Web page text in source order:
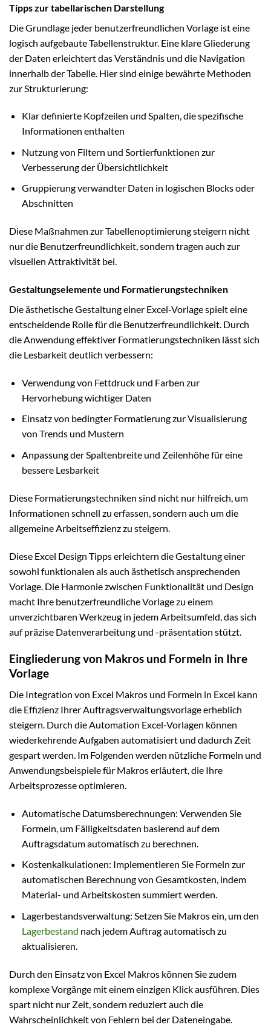
Tipps zur tabellarischen Darstellung
Die Grundlage jeder benutzerfreundlichen Vorlage ist eine
logisch aufgebaute Tabellenstruktur. Eine klare Gliederung
der Daten erleichtert das Verständnis und die Navigation
innerhalb der Tabelle. Hier sind einige bewährte Methoden
zur Strukturierung:
Klar definierte Kopfzeilen und Spalten, die spezifische
Informationen enthalten
Nutzung von Filtern und Sortierfunktionen zur
Verbesserung der Übersichtlichkeit
Gruppierung verwandter Daten in logischen Blocks oder
Abschnitten
Diese Maßnahmen zur Tabellenoptimierung steigern nicht
nur die Benutzerfreundlichkeit, sondern tragen auch zur
visuellen Attraktivität bei.
Gestaltungselemente und Formatierungstechniken
Die ästhetische Gestaltung einer Excel-Vorlage spielt eine
entscheidende Rolle für die Benutzerfreundlichkeit. Durch
die Anwendung effektiver Formatierungstechniken lässt sich
die Lesbarkeit deutlich verbessern:
Verwendung von Fettdruck und Farben zur
Hervorhebung wichtiger Daten
Einsatz von bedingter Formatierung zur Visualisierung
von Trends und Mustern
Anpassung der Spaltenbreite und Zeilenhöhe für eine
bessere Lesbarkeit
Diese Formatierungstechniken sind nicht nur hilfreich, um
Informationen schnell zu erfassen, sondern auch um die
allgemeine Arbeitseffizienz zu steigern.
Diese Excel Design Tipps erleichtern die Gestaltung einer
sowohl funktionalen als auch ästhetisch ansprechenden
Vorlage. Die Harmonie zwischen Funktionalität und Design
macht Ihre benutzerfreundliche Vorlage zu einem
unverzichtbaren Werkzeug in jedem Arbeitsumfeld, das sich
auf präzise Datenverarbeitung und -präsentation stützt.
Eingliederung von Makros und Formeln in Ihre
Vorlage
Die Integration von Excel Makros und Formeln in Excel kann
die Effizienz Ihrer Auftragsverwaltungsvorlage erheblich
steigern. Durch die Automation Excel-Vorlagen können
wiederkehrende Aufgaben automatisiert und dadurch Zeit
gespart werden. Im Folgenden werden nützliche Formeln und
Anwendungsbeispiele für Makros erläutert, die Ihre
Arbeitsprozesse optimieren.
Automatische Datumsberechnungen: Verwenden Sie
Formeln, um Fälligkeitsdaten basierend auf dem
Auftragsdatum automatisch zu berechnen.
Kostenkalkulationen: Implementieren Sie Formeln zur
automatischen Berechnung von Gesamtkosten, indem
Material- und Arbeitskosten summiert werden.
Lagerbestandsverwaltung: Setzen Sie Makros ein, um den
Lagerbestand nach jedem Auftrag automatisch zu
aktualisieren.
Durch den Einsatz von Excel Makros können Sie zudem
komplexe Vorgänge mit einem einzigen Klick ausführen. Dies
spart nicht nur Zeit, sondern reduziert auch die
Wahrscheinlichkeit von Fehlern bei der Dateneingabe.